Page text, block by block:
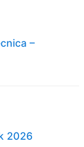
–
2026